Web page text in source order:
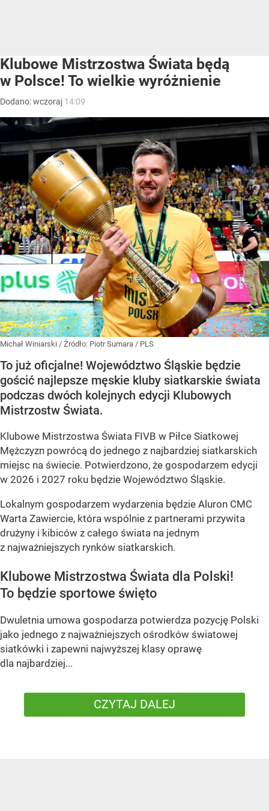
Klubowe Mistrzostwa Świata będą
w Polsce! To wielkie wyróżnienie
Dodano:wczoraj 14:09
Michał Winiarski / Źródło: Piotr Sumara / PLS
To już oficjalne! Województwo Śląskie będzie
gościć najlepsze męskie kluby siatkarskie świata
podczas dwóch kolejnych edycji Klubowych
Mistrzostw Świata.
Klubowe Mistrzostwa Świata FIVB w Piłce Siatkowej
Mężczyzn powrócą do jednego z najbardziej siatkarskich
miejsc na świecie. Potwierdzono, że gospodarzem edycji
w 2026 i 2027 roku będzie Województwo Śląskie.
Lokalnym gospodarzem wydarzenia będzie Aluron CMC
Warta Zawiercie, która wspólnie z partnerami przywita
drużyny i kibiców z całego świata na jednym
z najważniejszych rynków siatkarskich.
Klubowe Mistrzostwa Świata dla Polski!
To będzie sportowe święto
Dwuletnia umowa gospodarza potwierdza pozycję Polski
jako jednego z najważniejszych ośrodków światowej
siatkówki i zapewni najwyższej klasy oprawę
dla najbardziej...
CZYTAJ DALEJ